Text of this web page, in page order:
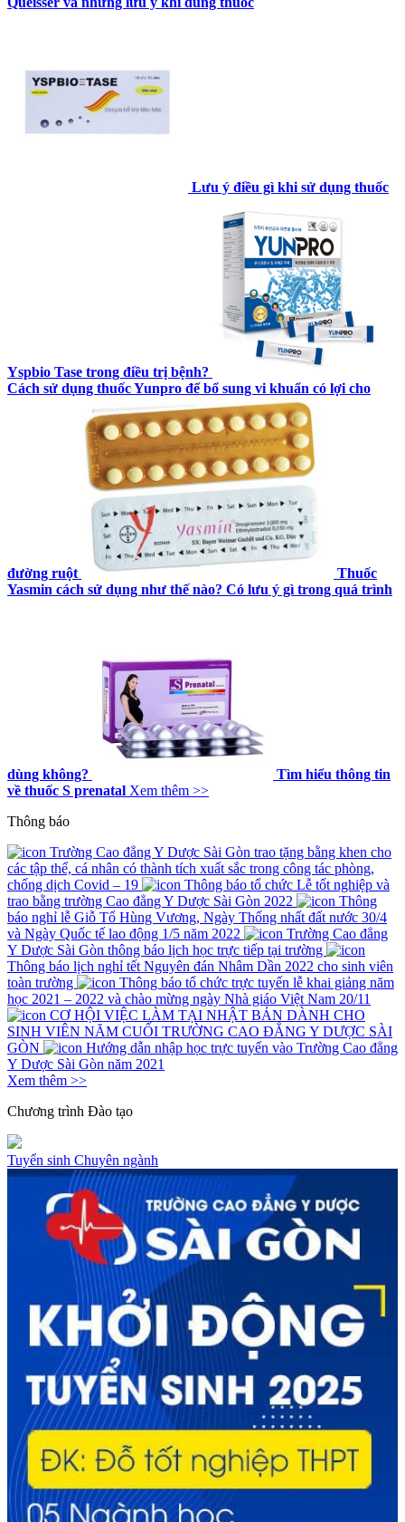
Lưu ý điều gì khi sử dụng thuốc
Yspbio Tase trong điều trị bệnh?
Cách sử dụng thuốc Yunpro để bổ sung vi khuẩn có lợi cho
đường ruột
Thuốc
Yasmin cách sử dụng như thế nào? Có lưu ý gì trong quá trình
dùng không?
Tìm hiểu thông tin
về thuốc S prenatal Xem thêm >>
Thông báo
Trường Cao đẳng Y Dược Sài Gòn trao tặng bằng khen cho
các tập thể, cá nhân có thành tích xuất sắc trong công tác phòng,
chống dịch Covid – 19
Thông báo tổ chức Lễ tốt nghiệp và
trao bằng trường Cao đẳng Y Dược Sài Gòn 2022
Thông
báo nghỉ lễ Giỗ Tổ Hùng Vương, Ngày Thống nhất đất nước 30/4
và Ngày Quốc tế lao động 1/5 năm 2022
Trường Cao đẳng
Y Dược Sài Gòn thông báo lịch học trực tiếp tại trường
Thông báo lịch nghỉ tết Nguyên đán Nhâm Dần 2022 cho sinh viên
toàn trường
Thông báo tổ chức trực tuyến lễ khai giảng năm
học 2021 – 2022 và chào mừng ngày Nhà giáo Việt Nam 20/11
CƠ HỘI VIỆC LÀM TẠI NHẬT BẢN DÀNH CHO
SINH VIÊN NĂM CUỐI TRƯỜNG CAO ĐẲNG Y DƯỢC SÀI
GÒN
Hướng dẫn nhập học trực tuyến vào Trường Cao đẳng
Y Dược Sài Gòn năm 2021
Xem thêm >>
Chương trình Đào tạo
Tuyển sinh Chuyên ngành